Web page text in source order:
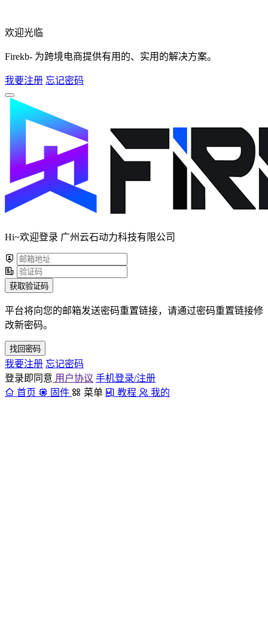
欢迎光临
Firekb- 为跨境电商提供有用的、实用的解决方案。
我要注册 忘记密码
Hi~欢迎登录 广州云石动力科技有限公司
获取验证码
平台将向您的邮箱发送密码重置链接，请通过密码重置链接修
改新密码。
找回密码
我要注册 忘记密码
登录即同意 用户协议 手机登录/注册
首页
固件 菜单 教程 我的